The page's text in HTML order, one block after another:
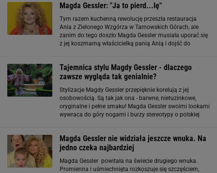
Magda Gessler: "Ja to pierd...lę"
Tym razem kuchenną rewolucję przeszła restauracja
Ania z Zielonego Wzgórza w Tarnowskich Górach, ale
zanim do tego doszło Magda Gessler musiała uporać się
z jej koszmarną właścicielką panią Anią i dojść do
Tajemnica stylu Magdy Gessler - dlaczego
zawsze wygląda tak genialnie?
Stylizacje Magdy Gessler przepięknie korelują z jej
osobowością. Są tak jak ona - barwne, nietuzinkowe,
oryginalne i pełne smaku! Magda Gessler swoimi lookami
wywraca do góry nogami i burzy stereotypy o polskiej
Magda Gessler nie widziała jeszcze wnuka. Na
jedno czeka najbardziej
Magda Gessler powitała na świecie drugiego wnuka.
Promienna i uśmiechnięta rozkoszuje się szczęściem,